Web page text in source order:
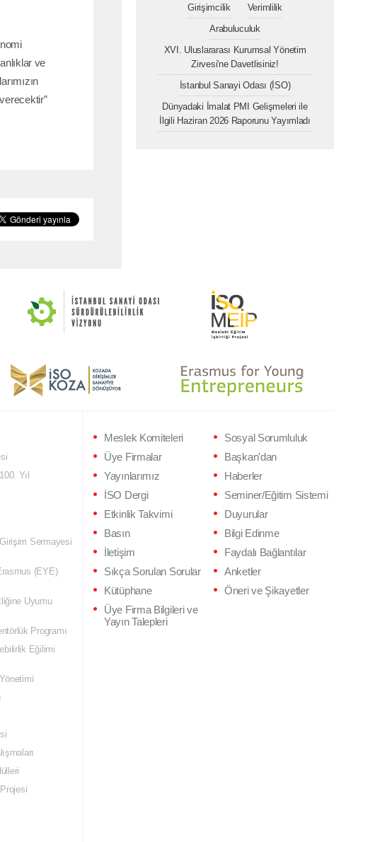
ve
Girişimcilik
Verimlilik
Arabuluculuk
XVI. Uluslararası Kurumsal Yönetim
Zirvesi'ne Davetlisiniz!
İstanbul Sanayi Odası (İSO)
Dünyadaki İmalat PMI Gelişmeleri ile
İlgili Haziran 2026 Raporunu Yayımladı
Yıl
Sermayesi
(EYE)
Uyumu
Programı
Eğilimi
Meslek Komiteleri
Sosyal Sorumluluk
Üye Firmalar
Başkan'dan
Yayınlarımız
Haberler
İSO Dergi
Seminer/Eğitim Sistemi
Etkinlik Takvimi
Duyurular
Basın
Bilgi Edinme
İletişim
Faydalı Bağlantılar
Sıkça Sorulan Sorular
Anketler
Kütüphane
Öneri ve Şikayetler
Üye Firma Bilgileri ve
Yayın Talepleri